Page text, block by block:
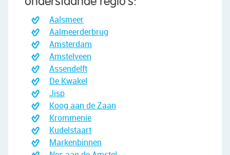
Aalsmeer
Aalmeerderbrug
Amsterdam
Amstelveen
Assendelft
De Kwakel
Jisp
Koog aan de Zaan
Krommenie
Kudelstaart
Markenbinnen